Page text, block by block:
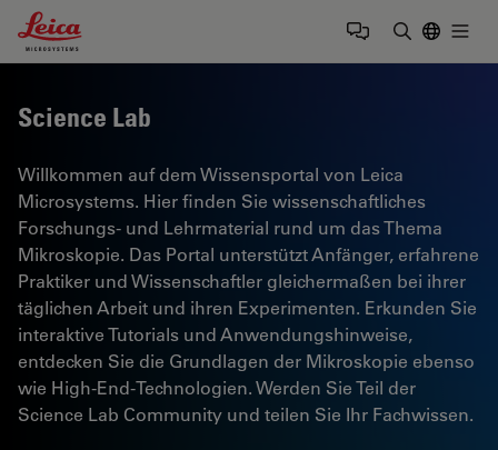
Leica Microsystems Logo
Science Lab
Willkommen auf dem Wissensportal von Leica
Microsystems. Hier finden Sie wissenschaftliches
Forschungs- und Lehrmaterial rund um das Thema
Mikroskopie. Das Portal unterstützt Anfänger, erfahrene
Praktiker und Wissenschaftler gleichermaßen bei ihrer
täglichen Arbeit und ihren Experimenten. Erkunden Sie
interaktive Tutorials und Anwendungshinweise,
entdecken Sie die Grundlagen der Mikroskopie ebenso
wie High-End-Technologien. Werden Sie Teil der
Science Lab Community und teilen Sie Ihr Fachwissen.